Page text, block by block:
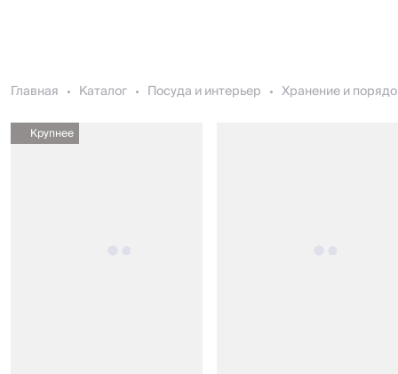
Главная Каталог Посуда и интерьер Хранение и
Крупнее